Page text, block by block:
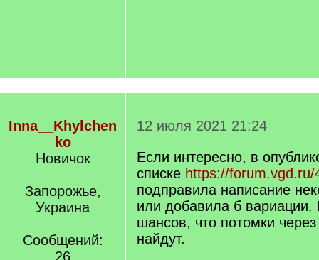
Inna__Khylchen
ko
Новичок
Запорожье,
Украина
Сообщений:
26
12 июля 2021 21:24
Если интересно, в
списке https://forum.vgd.ru/
подправила написание
или добавила б
шансов, что потомки
найдут.